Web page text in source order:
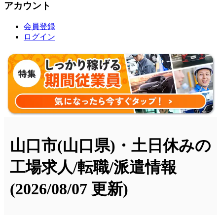
アカウント
会員登録
ログイン
山口市(山口県)・土日休みの
工場求人/転職/派遣情報
(2026/08/07 更新)